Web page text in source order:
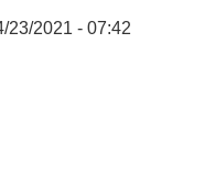
23/2021 - 07:42